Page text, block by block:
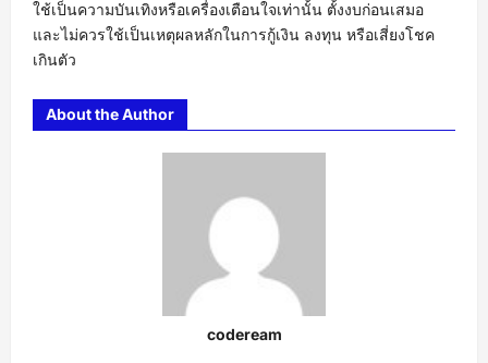
ใช้เป็นความบันเทิงหรือเครื่องเตือนใจเท่านั้น ตั้งงบก่อนเสมอ
และไม่ควรใช้เป็นเหตุผลหลักในการกู้เงิน ลงทุน หรือเสี่ยงโชค
เกินตัว
About the Author
codeream